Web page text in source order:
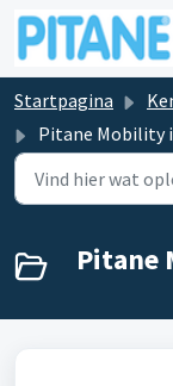
Doorgaan naar
Startpagina
Pitane Mobility
Pitane